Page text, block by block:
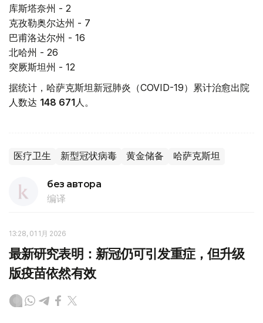
库斯塔奈州 - 2
克孜勒奥尔达州 - 7
巴甫洛达尔州 - 16
北哈州 - 26
突厥斯坦州 - 12
据统计，哈萨克斯坦新冠肺炎（COVID-19）累计治愈出院
人数达 148 671 人。
医疗卫生 新型冠状病毒 黄金储备 哈萨克斯坦
без автора
编译
13:28, 01 1月 2026
最新研究表明：新冠仍可引发重症，但升级
版疫苗依然有效